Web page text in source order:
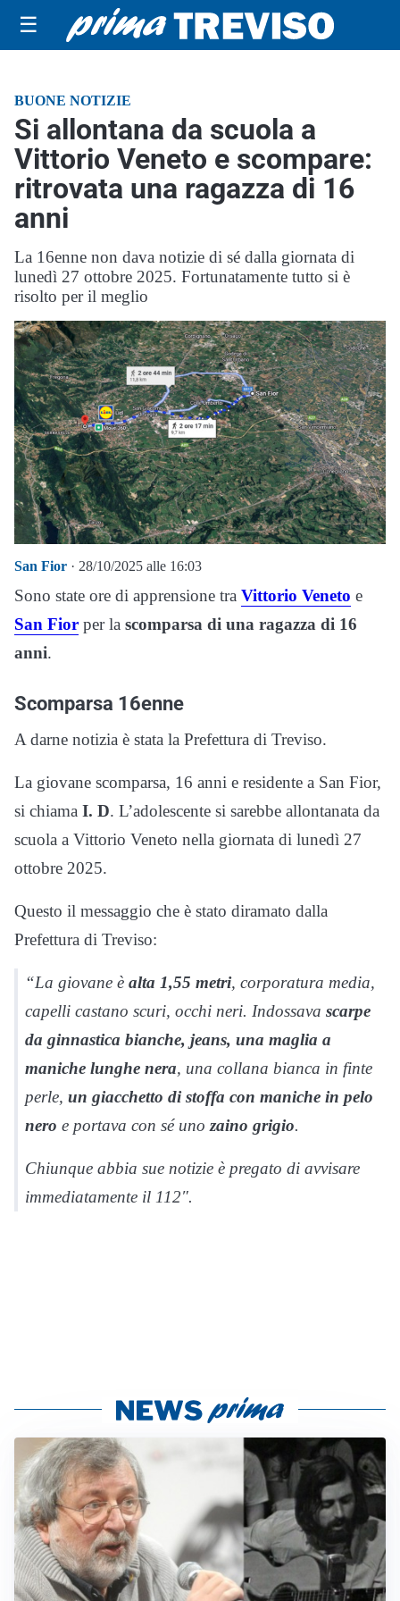
☰
BUONE NOTIZIE
Si allontana da scuola a
Vittorio Veneto e scompare:
ritrovata una ragazza di 16
anni
La 16enne non dava notizie di sé dalla giornata di
lunedì 27 ottobre 2025. Fortunatamente tutto si è
risolto per il meglio
San Fior · 28/10/2025 alle 16:03
Sono state ore di apprensione tra Vittorio Veneto e
San Fior per la scomparsa di una ragazza di 16
anni.
Scomparsa 16enne
A darne notizia è stata la Prefettura di Treviso.
La giovane scomparsa, 16 anni e residente a San Fior,
si chiama I. D. L’adolescente si sarebbe allontanata da
scuola a Vittorio Veneto nella giornata di lunedì 27
ottobre 2025.
Questo il messaggio che è stato diramato dalla
Prefettura di Treviso:
“La giovane è alta 1,55 metri, corporatura media,
capelli castano scuri, occhi neri. Indossava scarpe
da ginnastica bianche, jeans, una maglia a
maniche lunghe nera, una collana bianca in finte
perle, un giacchetto di stoffa con maniche in pelo
nero e portava con sé uno zaino grigio.
Chiunque abbia sue notizie è pregato di avvisare
immediatamente il 112″.